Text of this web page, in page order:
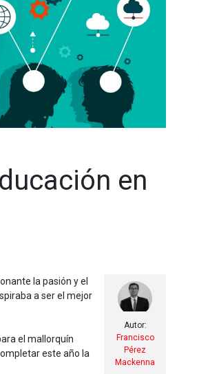
en
Autor:
Francisco
Pérez
Mackenna
la pasión y el
a ser el mejor
el mallorquín
este año la